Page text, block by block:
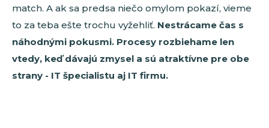
match. A ak sa predsa niečo omylom pokazí, vieme
to za teba ešte trochu vyžehliť. Nestrácame čas s
náhodnými pokusmi. Procesy rozbiehame len
vtedy, keď dávajú zmysel a sú atraktívne pre obe
strany - IT špecialistu aj IT firmu.